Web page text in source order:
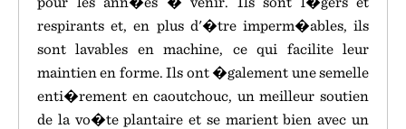
respirants et, en plus d'�tre imperm�ables, ils
sont lavables en machine, ce qui facilite leur
maintien en forme. Ils ont �galement une semelle
enti�rement en caoutchouc, un meilleur soutien
de la vo�te plantaire et se marient bien avec un